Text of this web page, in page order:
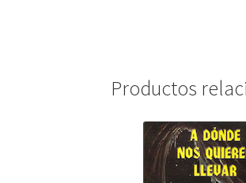
Productos